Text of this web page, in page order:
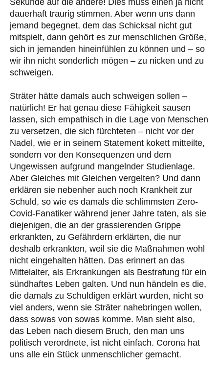
dauerhaft traurig stimmen. Aber wenn uns dann
jemand begegnet, dem das Schicksal nicht gut
mitspielt, dann gehört es zur menschlichen Größe,
sich in jemanden hineinfühlen zu können und – so
wir ihn nicht sonderlich mögen – zu nicken und zu
schweigen.
Sträter hätte damals auch schweigen sollen –
natürlich! Er hat genau diese Fähigkeit sausen
lassen, sich empathisch in die Lage von Menschen
zu versetzen, die sich fürchteten – nicht vor der
Nadel, wie er in seinem Statement kokett mitteilte,
sondern vor den Konsequenzen und dem
Ungewissen aufgrund mangelnder Studienlage.
Aber Gleiches mit Gleichen vergelten? Und dann
erklären sie nebenher auch noch Krankheit zur
Schuld, so wie es damals die schlimmsten Zero-
Covid-Fanatiker während jener Jahre taten, als sie
diejenigen, die an der grassierenden Grippe
erkrankten, zu Gefährdern erklärten, die nur
deshalb erkrankten, weil sie die Maßnahmen wohl
nicht eingehalten hätten. Das erinnert an das
Mittelalter, als Erkrankungen als Bestrafung für ein
sündhaftes Leben galten. Und nun händeln es die,
die damals zu Schuldigen erklärt wurden, nicht so
viel anders, wenn sie Sträter nahebringen wollen,
dass sowas von sowas komme. Man sieht also,
das Leben nach diesem Bruch, den man uns
politisch verordnete, ist nicht einfach. Corona hat
uns alle ein Stück unmenschlicher gemacht.